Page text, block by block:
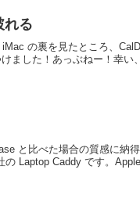
る
の裏を見たところ、
ました！あっぶねー！幸い
と比べた場合の質感に納
Laptop Caddy です。